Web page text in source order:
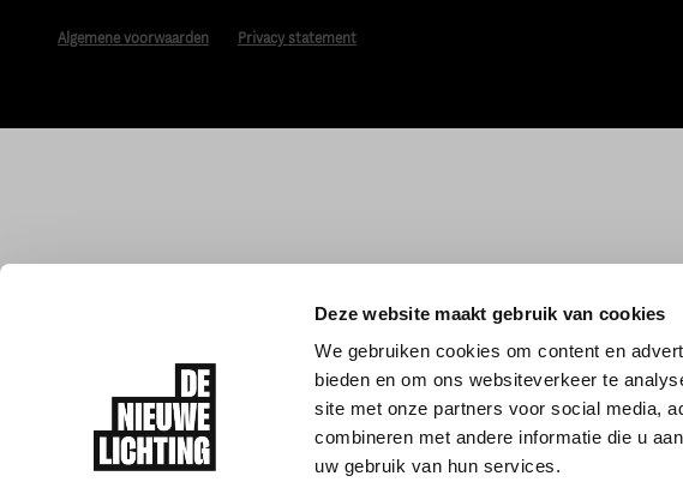
Deze website maakt gebruik van cookies
We gebruiken cookies om content en
bieden en om ons websiteverkeer te
site met onze partners voor social media,
combineren met andere informatie die u
uw gebruik van hun services.
Algemene voorwaarden Privacy statement